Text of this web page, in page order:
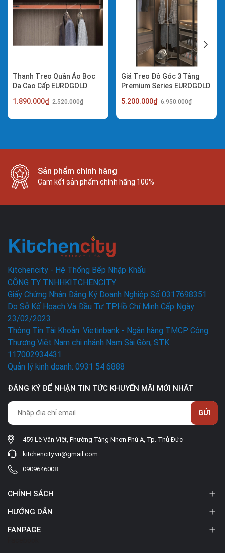
Thanh Treo Quần Áo Bọc
Da Cao Cấp EUROGOLD
1.890.000₫ 2.520.000₫
Giá Treo Đồ Góc 3 Tầng
Premium Series EUROGOLD
5.200.000₫ 6.950.000₫
Sản phẩm chính hãng
Cam kết sản phẩm chính hãng 100%
Kitchencity - Hệ Thống Bếp Nhập Khẩu
CÔNG TY TNHHKITCHENCITY
Giấy Chứng Nhận Đăng Ký Doanh Nghiệp Số 0317698351
Do Sở Kế Hoạch Và Đầu Tư TP.Hồ Chí Minh Cấp Ngày
23/02/2023
Thông Tin Tài Khoản: Vietinbank - Ngân hàng TMCP Công
Thương Việt Nam chi nhánh Nam Sài Gòn, STK
117002934431
Quản lý kinh doanh: 0931 54 6888
ĐĂNG KÝ ĐỂ NHẬN TIN TỨC KHUYẾN MÃI MỚI NHẤT
GỬI
459 Lê Văn Việt, Phường Tăng Nhơn Phú A, Tp. Thủ Đức
kitchencity.vn@gmail.com
0909646008
CHÍNH SÁCH
HƯỚNG DẪN
FANPAGE